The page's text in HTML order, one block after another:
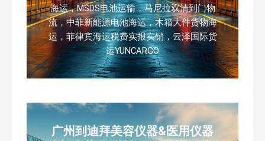
海运，MSDS电池运输，马尼拉双清到门物
流，中菲新能源电池海运，木箱大件货物海
运，菲律宾海运税费实报实销，云泽国际货
运YUNCARGO
广州到迪拜美容仪器&医用仪器